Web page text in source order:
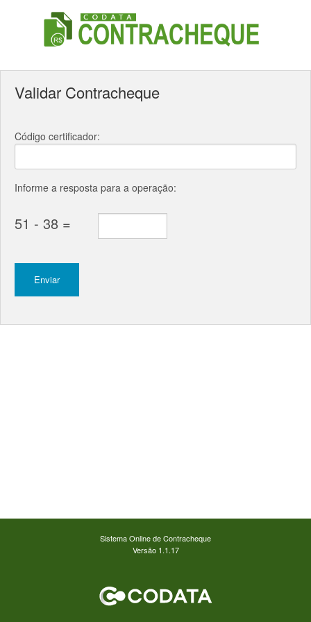
Validar Contracheque
Código certificador:
Informe a resposta para a operação:
51 - 38 =
Sistema Online de Contracheque
Versão 1.1.17